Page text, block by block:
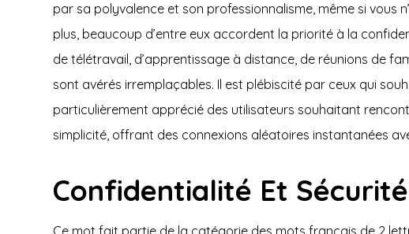
par sa polyvalence et son professionnalisme, même si vous
plus, beaucoup d’entre eux accordent la priorité à la
de télétravail, d’apprentissage à distance, de réunions de
sont avérés irremplaçables. Il est plébiscité par ceux qui
particulièrement apprécié des utilisateurs souhaitant
simplicité, offrant des connexions aléatoires instantanées
Confidentialité Et
Ce mot fait partie de la catégorie des mots français de 2